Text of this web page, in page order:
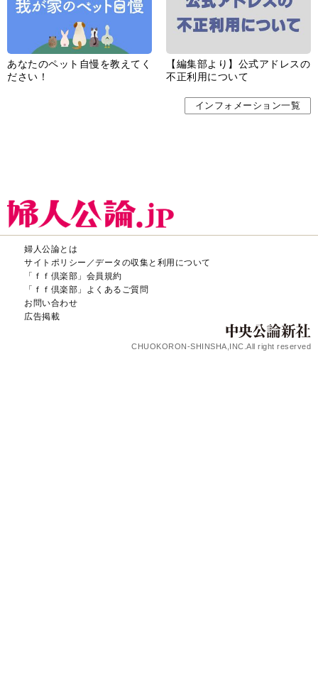
あなたのペット自慢を教えてく
ださい！
【編集部より】公式アドレスの
不正利用について
インフォメーション一覧
婦人公論とは
サイトポリシー／データの収集と利用について
「ｆｆ倶楽部」会員規約
「ｆｆ倶楽部」よくあるご質問
お問い合わせ
広告掲載
CHUOKORON-SHINSHA,INC.All right reserved